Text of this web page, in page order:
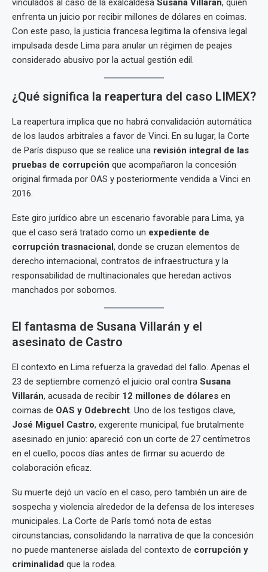
vinculados al caso de la exalcaldesa Susana Villarán, quien
enfrenta un juicio por recibir millones de dólares en coimas.
Con este paso, la justicia francesa legitima la ofensiva legal
impulsada desde Lima para anular un régimen de peajes
considerado abusivo por la actual gestión edil.
¿Qué significa la reapertura del caso LIMEX?
La reapertura implica que no habrá convalidación automática
de los laudos arbitrales a favor de Vinci. En su lugar, la Corte
de París dispuso que se realice una revisión integral de las
pruebas de corrupción que acompañaron la concesión
original firmada por OAS y posteriormente vendida a Vinci en
2016.
Este giro jurídico abre un escenario favorable para Lima, ya
que el caso será tratado como un expediente de
corrupción trasnacional, donde se cruzan elementos de
derecho internacional, contratos de infraestructura y la
responsabilidad de multinacionales que heredan activos
manchados por sobornos.
El fantasma de Susana Villarán y el
asesinato de Castro
El contexto en Lima refuerza la gravedad del fallo. Apenas el
23 de septiembre comenzó el juicio oral contra Susana
Villarán, acusada de recibir 12 millones de dólares en
coimas de OAS y Odebrecht. Uno de los testigos clave,
José Miguel Castro, exgerente municipal, fue brutalmente
asesinado en junio: apareció con un corte de 27 centímetros
en el cuello, pocos días antes de firmar su acuerdo de
colaboración eficaz.
Su muerte dejó un vacío en el caso, pero también un aire de
sospecha y violencia alrededor de la defensa de los intereses
municipales. La Corte de París tomó nota de estas
circunstancias, consolidando la narrativa de que la concesión
no puede mantenerse aislada del contexto de corrupción y
criminalidad que la rodea.